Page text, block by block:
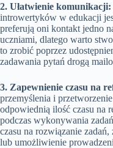
2. Ułatwienie komunikacji:
introwertyków w edukacji
preferują oni kontakt jedno
uczniami, dlatego warto
to zrobić poprzez
zadawania pytań drogą
3. Zapewnienie czasu na
przemyślenia i
odpowiednią ilość czasu na
podczas wykonywania
czasu na rozwiązanie
lub umożliwienie